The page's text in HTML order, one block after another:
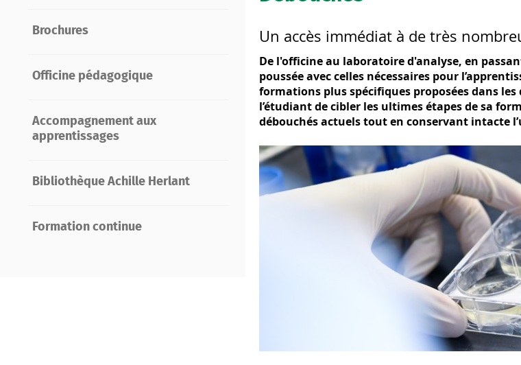
Brochures
Officine pédagogique
Accompagnement aux
apprentissages
Bibliothèque Achille Herlant
Formation continue
Un accès immédiat à de très
De l'officine au laboratoire d'analyse, en
poussée avec celles nécessaires pour
formations plus spécifiques proposées dans
l’étudiant de cibler les ultimes étapes de sa
débouchés actuels tout en conservant intacte